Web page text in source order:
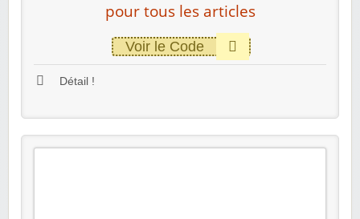
pour tous les articles
Voir le Code
Détail !